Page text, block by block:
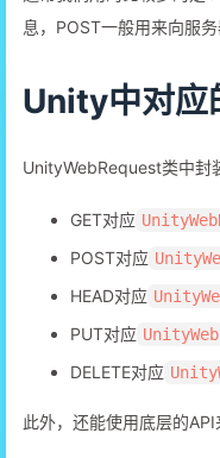
息，POST一般用来向服
Unity中对应
UnityWebRequest类中封
GET对应
POST对应
HEAD对应
PUT对应
DELETE对应
此外，还能使用底层的